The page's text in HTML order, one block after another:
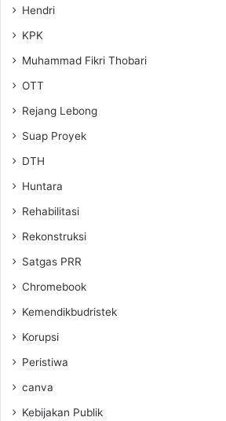
Hendri
KPK
Muhammad Fikri Thobari
OTT
Rejang Lebong
Suap Proyek
DTH
Huntara
Rehabilitasi
Rekonstruksi
Satgas PRR
Chromebook
Kemendikbudristek
Korupsi
Peristiwa
canva
Kebijakan Publik